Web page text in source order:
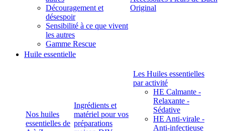
Découragement et
désespoir
Sensibilité à ce que vivent
les autres
Gamme Rescue
Original
Huile essentielle
Nos huiles
essentielles de
Ingrédients et
matériel pour vos
préparations
Les Huiles essentielles
par activité
HE Calmante -
Relaxante -
Sédative
HE Anti-virale -
Anti-infectieuse